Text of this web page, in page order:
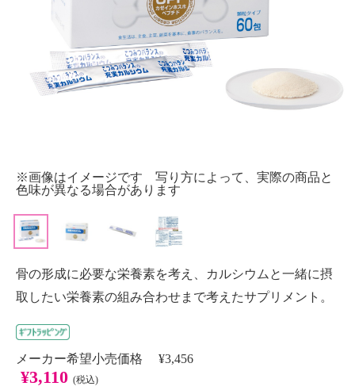
※画像はイメージです 写り方によって、実際の商品と
色味が異なる場合があります
骨の形成に必要な栄養素を考え、カルシウムと一緒に摂
取したい栄養素の組み合わせまで考えたサプリメント。
メーカー希望小売価格 ¥3,456
¥3,110 (税込)